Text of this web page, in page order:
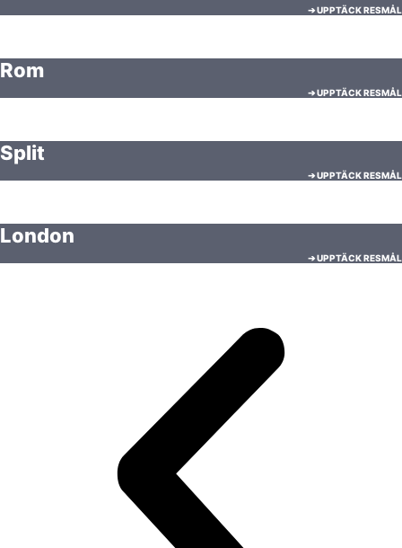
➔ UPPTÄCK RESMÅL
Rom
➔ UPPTÄCK RESMÅL
Split
➔ UPPTÄCK RESMÅL
London
➔ UPPTÄCK RESMÅL